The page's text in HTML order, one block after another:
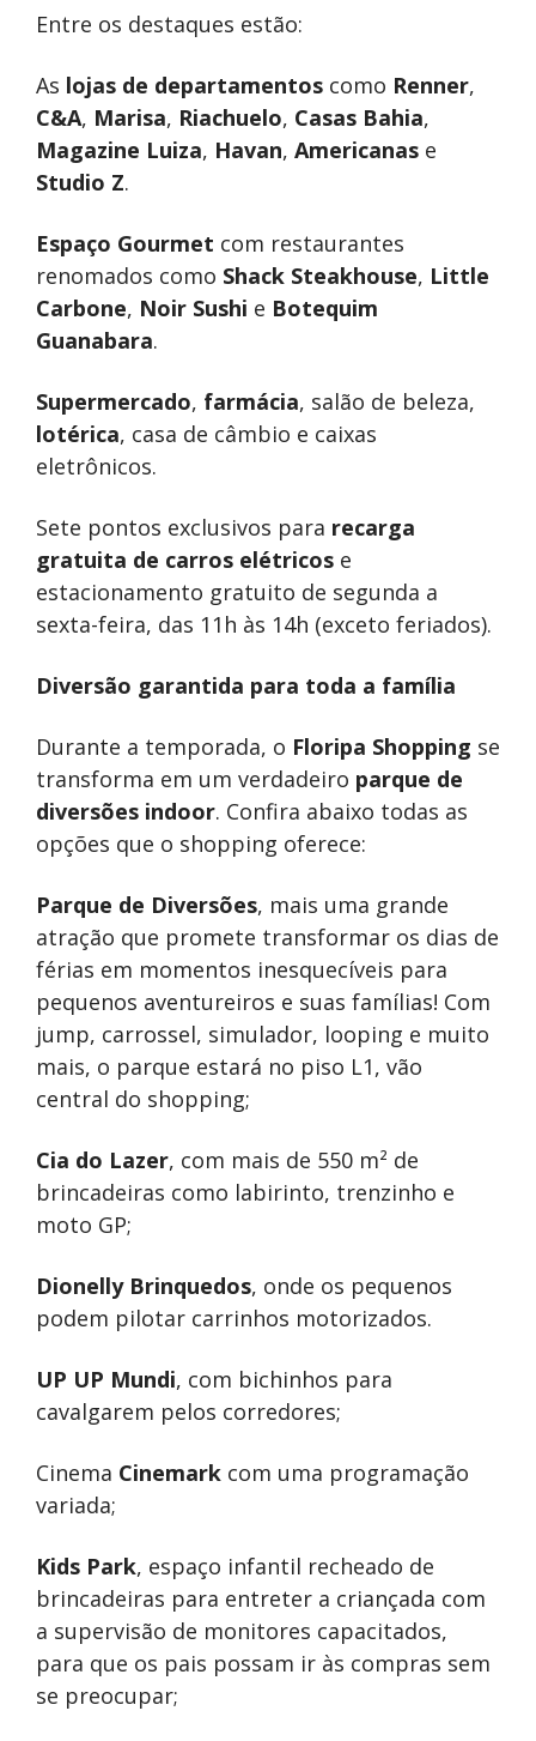
Entre os destaques estão:
As lojas de departamentos como Renner,
C&A, Marisa, Riachuelo, Casas Bahia,
Magazine Luiza, Havan, Americanas e
Studio Z.
Espaço Gourmet com restaurantes
renomados como Shack Steakhouse, Little
Carbone, Noir Sushi e Botequim
Guanabara.
Supermercado, farmácia, salão de beleza,
lotérica, casa de câmbio e caixas
eletrônicos.
Sete pontos exclusivos para recarga
gratuita de carros elétricos e
estacionamento gratuito de segunda a
sexta-feira, das 11h às 14h (exceto feriados).
Diversão garantida para toda a família
Durante a temporada, o Floripa Shopping se
transforma em um verdadeiro parque de
diversões indoor. Confira abaixo todas as
opções que o shopping oferece:
Parque de Diversões, mais uma grande
atração que promete transformar os dias de
férias em momentos inesquecíveis para
pequenos aventureiros e suas famílias! Com
jump, carrossel, simulador, looping e muito
mais, o parque estará no piso L1, vão
central do shopping;
Cia do Lazer, com mais de 550 m² de
brincadeiras como labirinto, trenzinho e
moto GP;
Dionelly Brinquedos, onde os pequenos
podem pilotar carrinhos motorizados.
UP UP Mundi, com bichinhos para
cavalgarem pelos corredores;
Cinema Cinemark com uma programação
variada;
Kids Park, espaço infantil recheado de
brincadeiras para entreter a criançada com
a supervisão de monitores capacitados,
para que os pais possam ir às compras sem
se preocupar;